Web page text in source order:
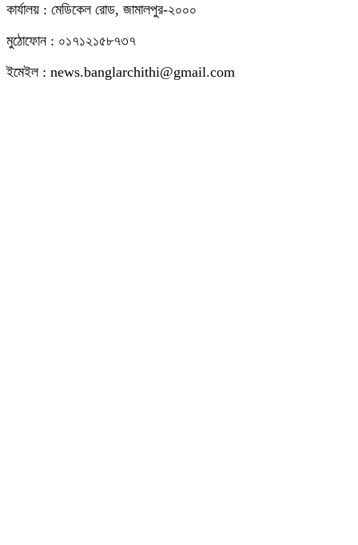
কার্যালয় : মেডিকেল রোড, জামালপুর-২০০০
মুঠোফোন : ০১৭১২১৫৮৭৩৭
ইমেইল : news.banglarchithi@gmail.com